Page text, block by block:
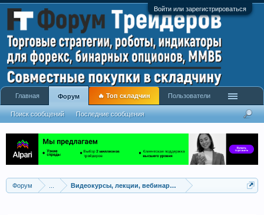
Войти или зарегистрироваться
Форум Видеокурсы, лекции, вебинары, учебный материал
Главная Форум
Поиск сообщений Последние сообщения
🔥 Топ складчин Пользователи